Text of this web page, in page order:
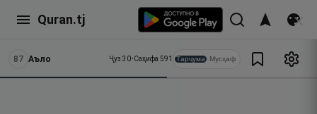
Quran.tj
87 Аъло Ҷуз 30•Саҳифа 591 Тарҷума Мусҳаф